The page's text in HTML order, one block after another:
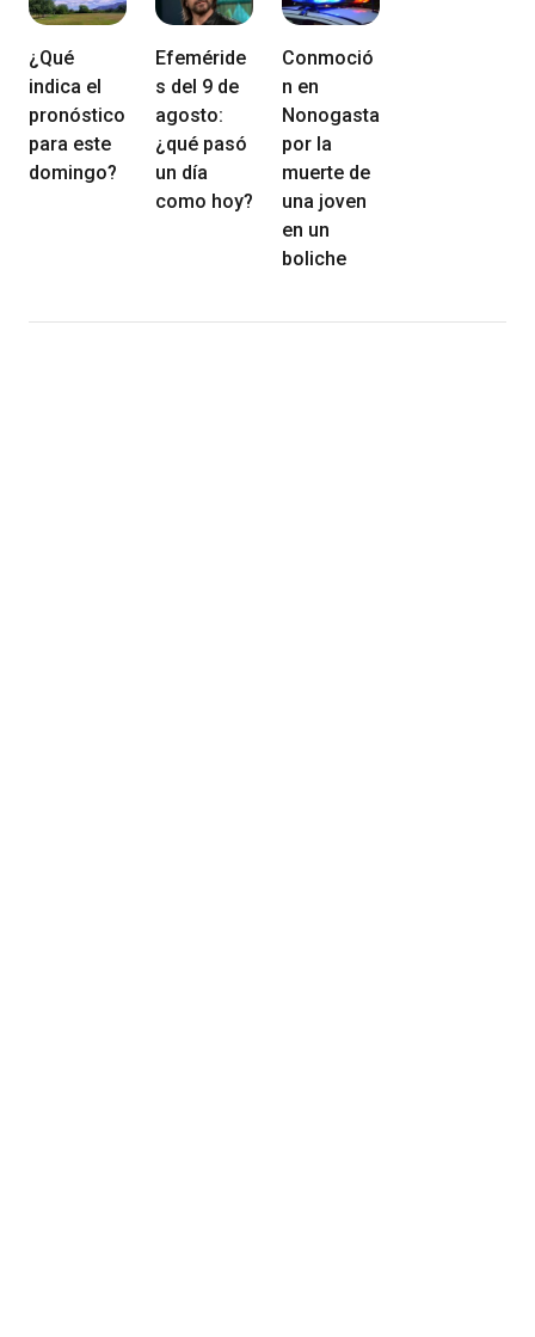
¿Qué
indica el
pronóstico
para este
domingo?
Efeméride
s del 9 de
agosto:
¿qué pasó
un día
como hoy?
Conmoció
n en
Nonogasta
por la
muerte de
una joven
en un
boliche